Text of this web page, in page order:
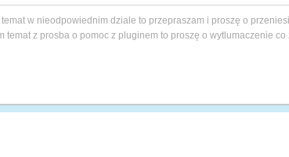
w nieodpowiednim dziale to przepraszam i proszę o
temat z prosba o pomoc z pluginem to proszę o wytlumaczenie